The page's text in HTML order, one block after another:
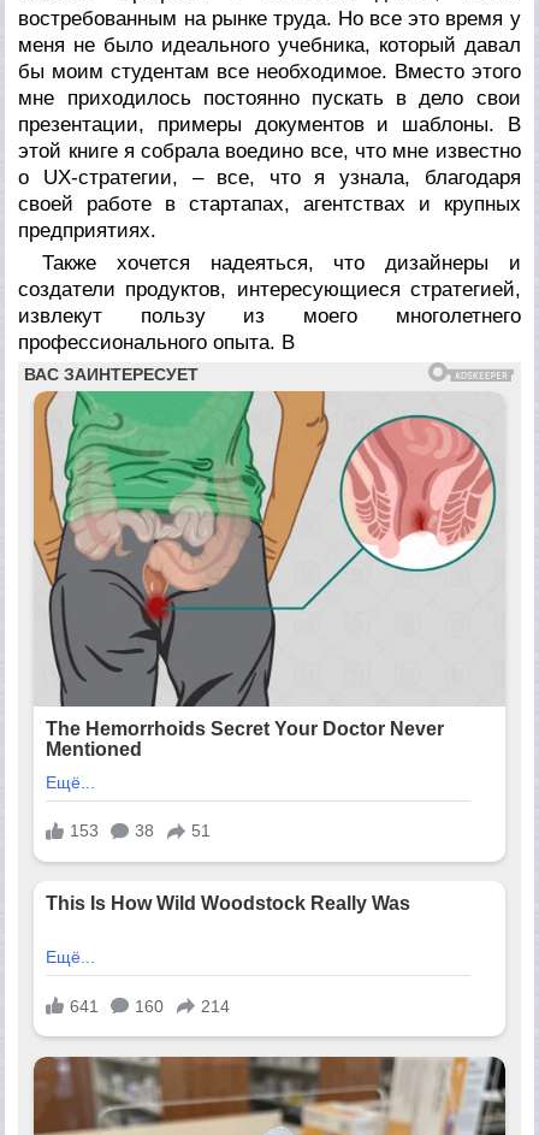
востребованным на рынке труда. Но все это время у
меня не было идеального учебника, который давал
бы моим студентам все необходимое. Вместо этого
мне приходилось постоянно пускать в дело свои
презентации, примеры документов и шаблоны. В
этой книге я собрала воедино все, что мне известно
о UX-стратегии, – все, что я узнала, благодаря
своей работе в стартапах, агентствах и крупных
предприятиях.
Также хочется надеяться, что дизайнеры и
создатели продуктов, интересующиеся стратегией,
извлекут пользу из моего многолетнего
профессионального опыта. В